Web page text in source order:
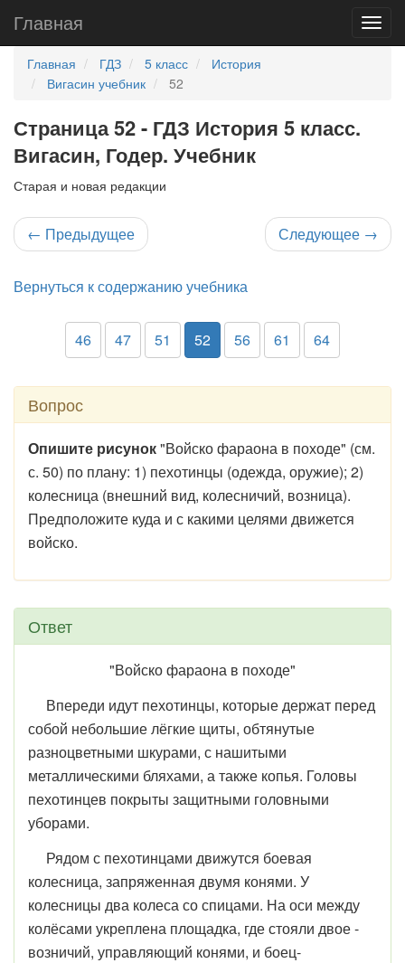
Главная
Главная ГДЗ 5 класс
История
Вигасин учебник
52
Страница 52 - ГДЗ История 5 класс.
Вигасин, Годер. Учебник
Старая и новая редакции
← Предыдущее Следующее →
Вернуться к содержанию учебника
46 47 51 52 56 61 64
Вопрос
Опишите рисунок"Войско фараона в походе" (см.
с. 50) по плану: 1) пехотинцы (одежда, оружие); 2)
колесница (внешний вид, колесничий, возница).
Предположите куда и с какими целями движется
войско.
Ответ
"Войско фараона в походе"
Впереди идут пехотинцы, которые держат перед
собой небольшие лёгкие щиты, обтянутые
разноцветными шкурами, с нашитыми
металлическими бляхами, а также копья. Головы
пехотинцев покрыты защитными головными
уборами.
Рядом с пехотинцами движутся боевая
колесница, запряженная двумя конями. У
колесницы два колеса со спицами. На оси между
колёсами укреплена площадка, где стояли двое -
возничий, управляющий конями, и боец-